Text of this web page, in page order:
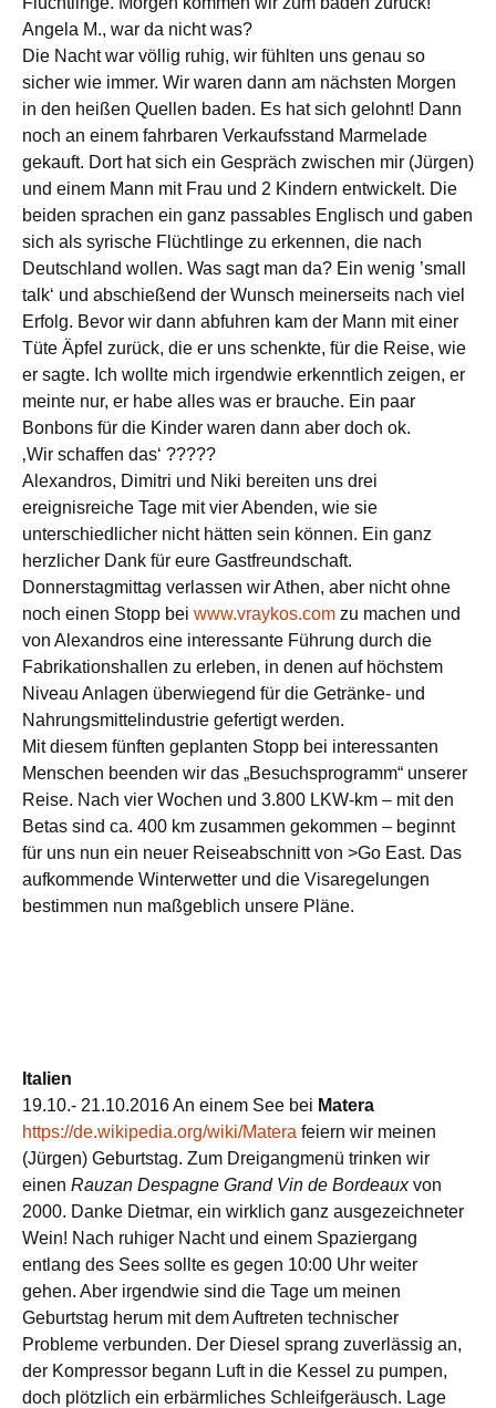
Angela M., war da nicht was?
Die Nacht war völlig ruhig, wir fühlten uns genau so
sicher wie immer. Wir waren dann am nächsten Morgen
in den heißen Quellen baden. Es hat sich gelohnt! Dann
noch an einem fahrbaren Verkaufsstand Marmelade
gekauft. Dort hat sich ein Gespräch zwischen mir (Jürgen)
und einem Mann mit Frau und 2 Kindern entwickelt. Die
beiden sprachen ein ganz passables Englisch und gaben
sich als syrische Flüchtlinge zu erkennen, die nach
Deutschland wollen. Was sagt man da? Ein wenig ’small
talk‘ und abschießend der Wunsch meinerseits nach viel
Erfolg. Bevor wir dann abfuhren kam der Mann mit einer
Tüte Äpfel zurück, die er uns schenkte, für die Reise, wie
er sagte. Ich wollte mich irgendwie erkenntlich zeigen, er
meinte nur, er habe alles was er brauche. Ein paar
Bonbons für die Kinder waren dann aber doch ok.
‚Wir schaffen das‘ ?????
Alexandros, Dimitri und Niki bereiten uns drei
ereignisreiche Tage mit vier Abenden, wie sie
unterschiedlicher nicht hätten sein können. Ein ganz
herzlicher Dank für eure Gastfreundschaft.
Donnerstagmittag verlassen wir Athen, aber nicht ohne
noch einen Stopp bei www.vraykos.com zu machen und
von Alexandros eine interessante Führung durch die
Fabrikationshallen zu erleben, in denen auf höchstem
Niveau Anlagen überwiegend für die Getränke- und
Nahrungsmittelindustrie gefertigt werden.
Mit diesem fünften geplanten Stopp bei interessanten
Menschen beenden wir das „Besuchsprogramm“ unserer
Reise. Nach vier Wochen und 3.800 LKW-km – mit den
Betas sind ca. 400 km zusammen gekommen – beginnt
für uns nun ein neuer Reiseabschnitt von >Go East. Das
aufkommende Winterwetter und die Visaregelungen
bestimmen nun maßgeblich unsere Pläne.
Italien
19.10.- 21.10.2016 An einem See bei Matera
https://de.wikipedia.org/wiki/Matera feiern wir meinen
(Jürgen) Geburtstag. Zum Dreigangmenü trinken wir
einen Rauzan Despagne Grand Vin de Bordeauxvon
2000. Danke Dietmar, ein wirklich ganz ausgezeichneter
Wein! Nach ruhiger Nacht und einem Spaziergang
entlang des Sees sollte es gegen 10:00 Uhr weiter
gehen. Aber irgendwie sind die Tage um meinen
Geburtstag herum mit dem Auftreten technischer
Probleme verbunden. Der Diesel sprang zuverlässig an,
der Kompressor begann Luft in die Kessel zu pumpen,
doch plötzlich ein erbärmliches Schleifgeräusch. Lage